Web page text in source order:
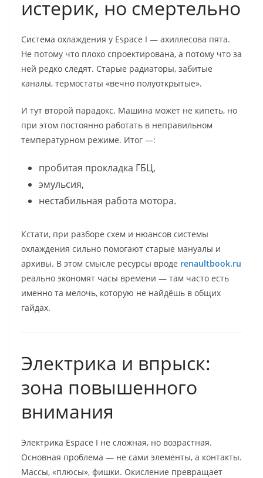
истерик, но смертельно
Система охлаждения у Espace I — ахиллесова пята.
Не потому что плохо спроектирована, а потому что за
ней редко следят. Старые радиаторы, забитые
каналы, термостаты «вечно полуоткрытые».
И тут второй парадокс. Машина может не кипеть, но
при этом постоянно работать в неправильном
температурном режиме. Итог —:
пробитая прокладка ГБЦ,
эмульсия,
нестабильная работа мотора.
Кстати, при разборе схем и нюансов системы
охлаждения сильно помогают старые мануалы и
архивы. В этом смысле ресурсы вроде renaultbook.ru
реально экономят часы времени — там часто есть
именно та мелочь, которую не найдёшь в общих
гайдах.
Электрика и впрыск:
зона повышенного
внимания
Электрика Espace I не сложная, но возрастная.
Основная проблема — не сами элементы, а контакты.
Массы, «плюсы», фишки. Окисление превращает